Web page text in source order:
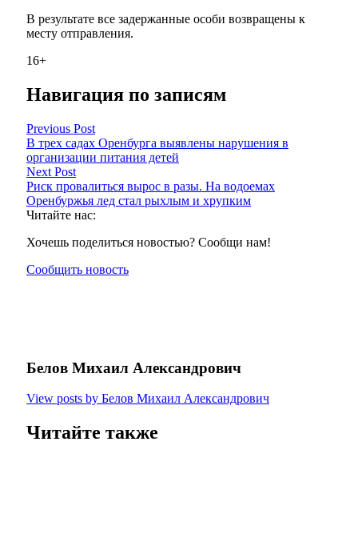
В результате все задержанные особи возвращены к
месту отправления.
16+
Навигация по записям
Previous Post
В трех садах Оренбурга выявлены нарушения в
организации питания детей
Next Post
Риск провалиться вырос в разы. На водоемах
Оренбуржья лед стал рыхлым и хрупким
Читайте нас:
Хочешь поделиться новостью? Сообщи нам!
Сообщить новость
Белов Михаил Александрович
View posts by Белов Михаил Александрович
Читайте также